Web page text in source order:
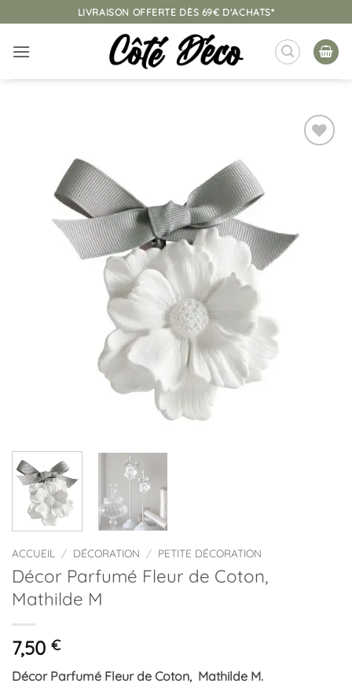
au
contenu
LIVRAISON OFFERTE DÈS 69€ D'ACHATS*
ACCUEIL / DÉCORATION / PETITE DÉCORATION
Décor Parfumé Fleur de Coton,
Mathilde M
7,50 €
Décor Parfumé Fleur de Coton, Mathilde M.